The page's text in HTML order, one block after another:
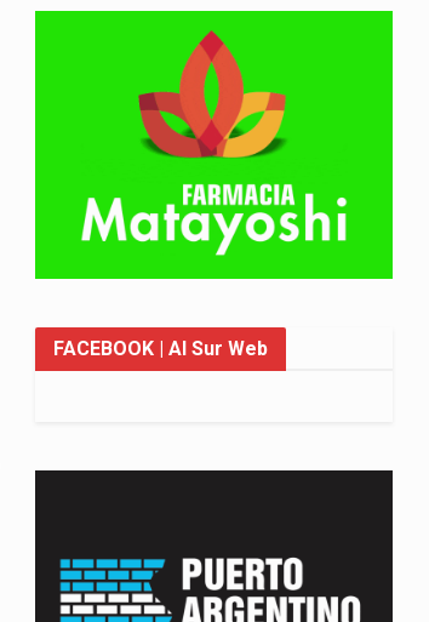
FACEBOOK | Al Sur Web